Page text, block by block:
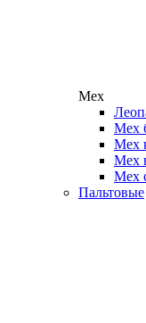
Мех
Мех
Мех
Мех
Мех
Пальтовые